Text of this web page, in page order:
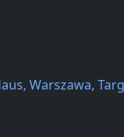
Warszawa,